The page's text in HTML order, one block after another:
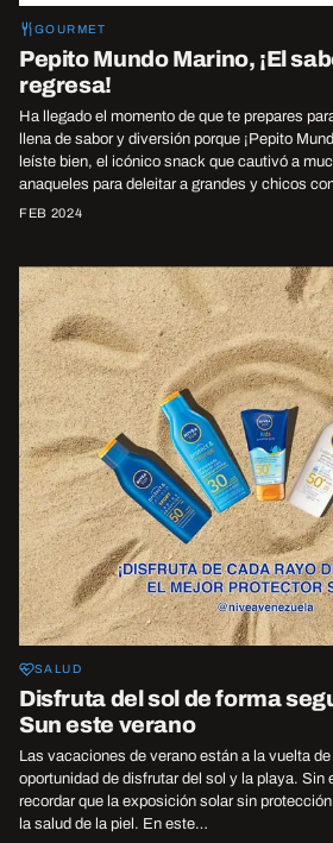
GOURMET
Pepito Mundo Marino, ¡El
regresa!
Ha llegado el momento de que te prepares
llena de sabor y diversión porque ¡Pepito
leíste bien, el icónico snack que cautivó a
anaqueles para deleitar a grandes y chicos
FEB 2024
SALUD
Disfruta del sol de forma
Sun este verano
Las vacaciones de verano están a la vuelta
oportunidad de disfrutar del sol y la playa. Sin
recordar que la exposición solar sin
la salud de la piel. En este…